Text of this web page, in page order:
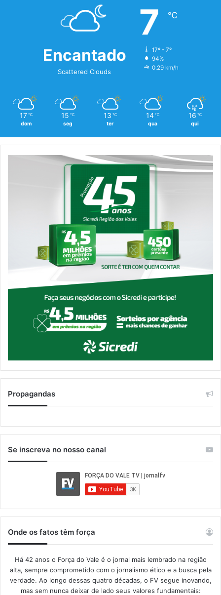
Encantado
Scattered Clouds
7 ℃
17º - 7º
94%
0.29 km/h
17 ℃
dom
15 ℃
seg
13 ℃
ter
14 ℃
qua
16 ℃
qui
Propagandas
Se inscreva no nosso canal
Onde os fatos têm força
Há 42 anos o Força do Vale é o jornal mais lembrado na região
alta, sempre comprometido com o jornalismo ético e a busca pela
verdade. Ao longo dessas quatro décadas, o FV segue inovando,
mas sem nunca deixar de lado seus valores fundamentais: